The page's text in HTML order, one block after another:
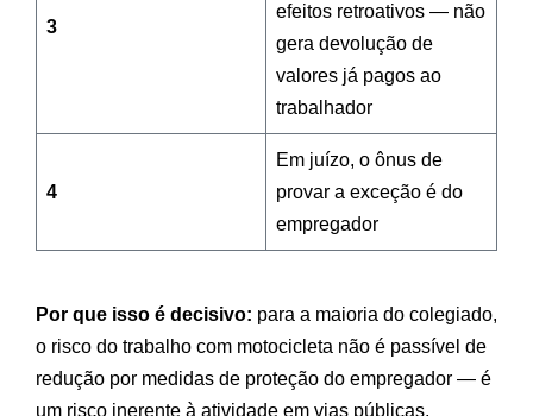
3
efeitos retroativos — não
gera devolução de
valores já pagos ao
trabalhador
4
Em juízo, o ônus de
provar a exceção é do
empregador
Por que isso é decisivo: para a maioria do colegiado,
o risco do trabalho com motocicleta não é passível de
redução por medidas de proteção do empregador — é
um risco inerente à atividade em vias públicas,